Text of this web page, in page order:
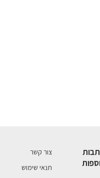
צור קשר
תנאי שימוש